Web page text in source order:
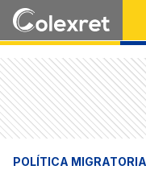
POLÍTICA MIGRATORIA